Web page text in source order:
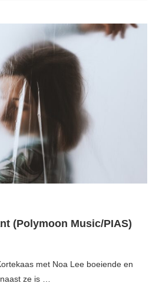
(Polymoon Music/PIAS)
met Noa Lee boeiende en
ze is …